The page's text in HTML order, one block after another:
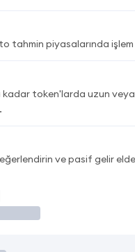
tahmin piyasalarında işlem
kadar token'larda uzun veya
ve pasif gelir